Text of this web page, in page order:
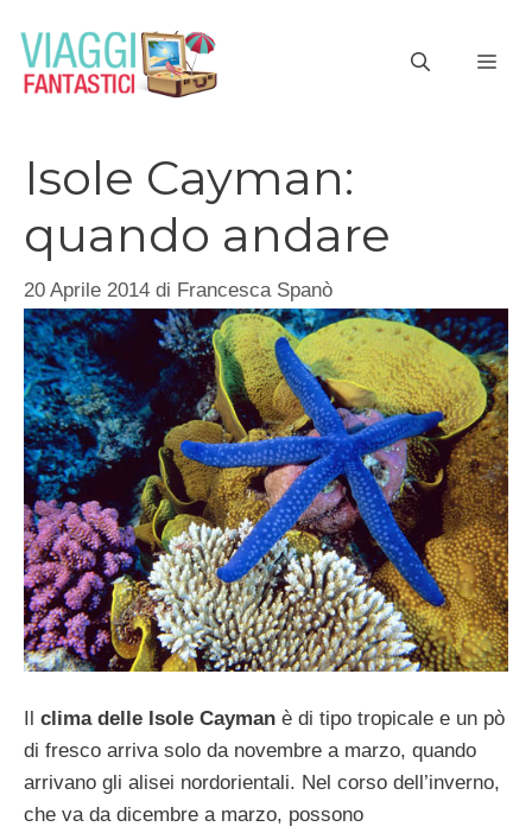
contenuto
Isole Cayman:
quando andare
20 Aprile 2014 di Francesca Spanò
Il clima delle Isole Cayman è di tipo tropicale e un pò
di fresco arriva solo da novembre a marzo, quando
arrivano gli alisei nordorientali. Nel corso dell’inverno,
che va da dicembre a marzo, possono